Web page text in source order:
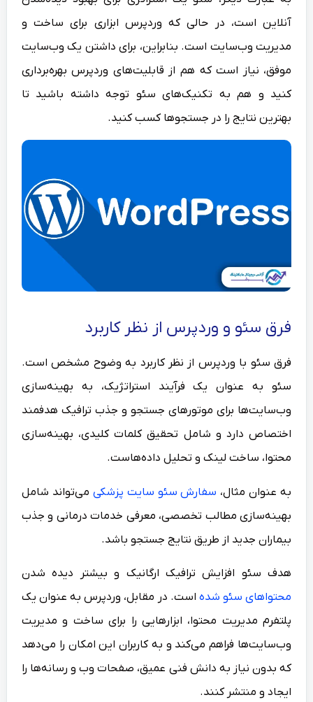
آنلاین است، در حالی که وردپرس ابزاری برای ساخت و
مدیریت وب‌سایت است. بنابراین، برای داشتن یک وب‌سایت
موفق، نیاز است که هم از قابلیت‌های وردپرس بهره‌برداری
کنید و هم به تکنیک‌های سئو توجه داشته باشید تا
بهترین نتایج را در جستجوها کسب کنید.
فرق سئو و وردپرس از نظر کاربرد
فرق سئو با وردپرس از نظر کاربرد به وضوح مشخص است.
سئو به عنوان یک فرآیند استراتژیک، به بهینه‌سازی
وب‌سایت‌ها برای موتورهای جستجو و جذب ترافیک هدفمند
اختصاص دارد و شامل تحقیق کلمات کلیدی، بهینه‌سازی
محتوا، ساخت لینک و تحلیل داده‌هاست.
به عنوان مثال، سفارش سئو سایت پزشکی می‌تواند شامل
بهینه‌سازی مطالب تخصصی، معرفی خدمات درمانی و جذب
بیماران جدید از طریق نتایج جستجو باشد.
هدف سئو افزایش ترافیک ارگانیک و بیشتر دیده شدن
محتواهای سئو شده است. در مقابل، وردپرس به عنوان یک
پلتفرم مدیریت محتوا، ابزارهایی را برای ساخت و مدیریت
وب‌سایت‌ها فراهم می‌کند و به کاربران این امکان را می‌دهد
که بدون نیاز به دانش فنی عمیق، صفحات وب و رسانه‌ها را
ایجاد و منتشر کنند.